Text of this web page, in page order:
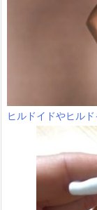
ヒルドイドやヒル